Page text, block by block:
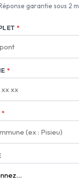
garantie sous 2
*
*
*